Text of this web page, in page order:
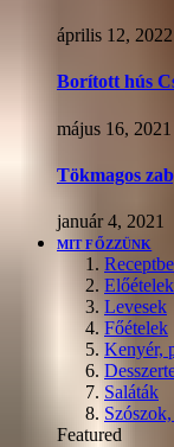
április 12, 2022
Borított hús
május 16, 2021
Tökmagos
január 4, 2021
MIT FŐZZÜNK
Előételek
Levesek
Főételek
Kenyér,
Saláták
Featured